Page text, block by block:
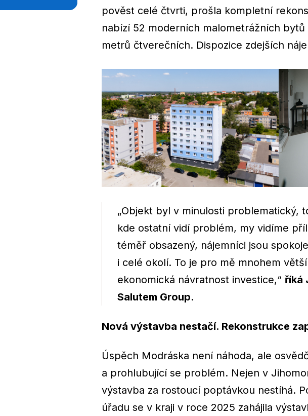
pověst celé čtvrti, prošla kompletní
nabízí 52 moderních malometrážních
metrů čtverečních. Dispozice zdejších
„Objekt byl v minulosti problematický,
kde ostatní vidí problém, my vidíme
téměř obsazený, nájemníci jsou
i celé okolí. To je pro mě mnohem
ekonomická návratnost investice,“ říká
Salutem Group.
Nová výstavba nestačí. Rekonstrukce
Úspěch Modráska není náhoda, ale
a prohlubující se problém. Nejen v
výstavba za rostoucí poptávkou nestíhá.
úřadu se v kraji v roce 2025 zahájila